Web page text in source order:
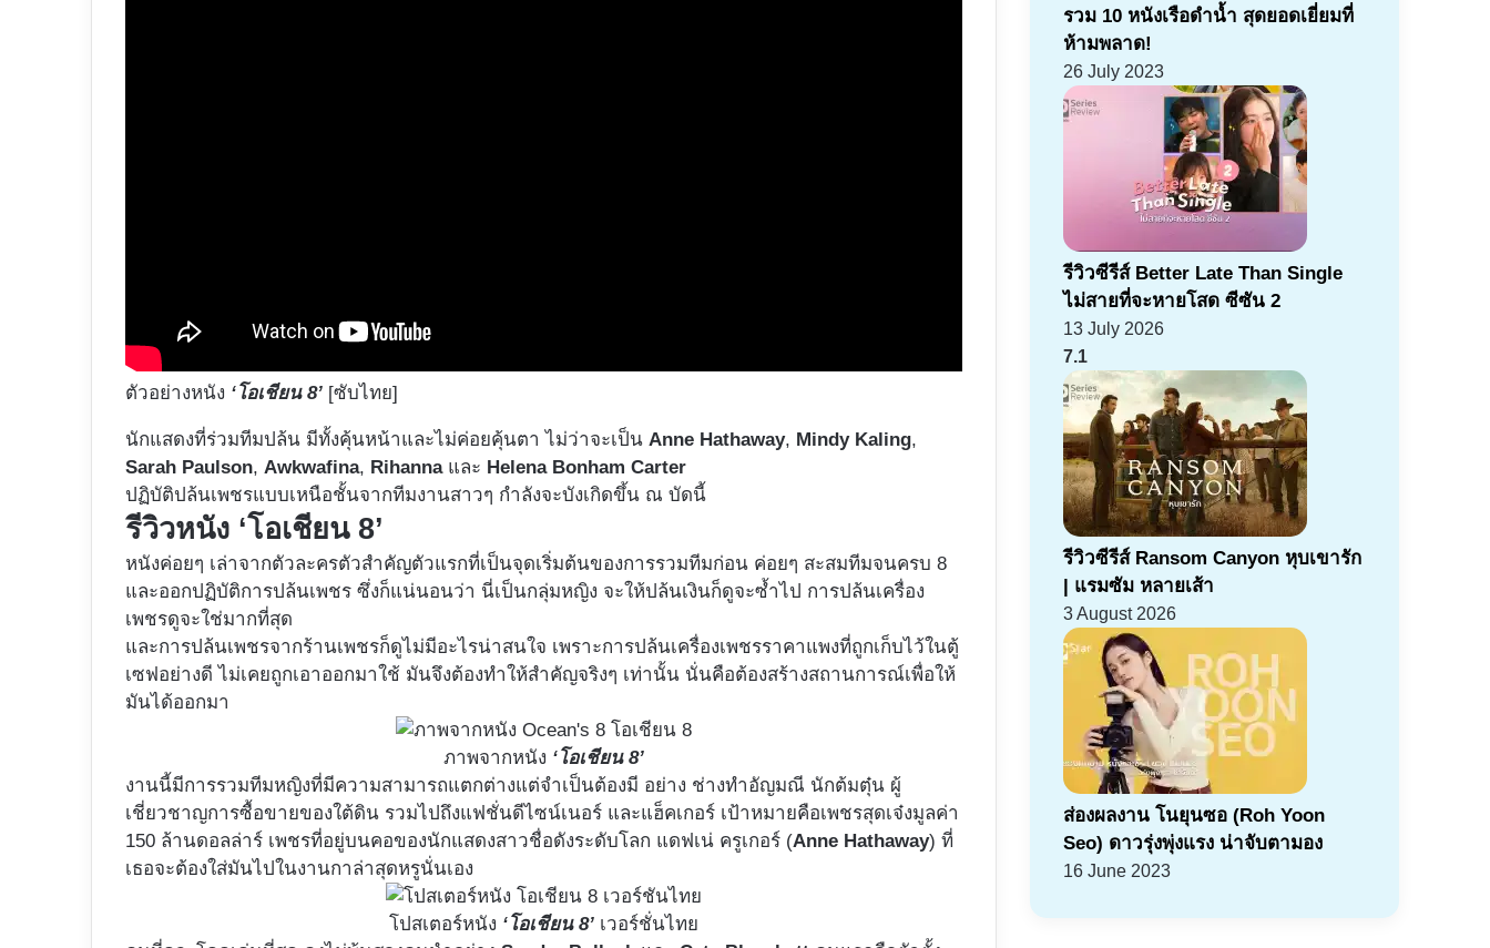
ตัวอย่างหนัง ‘โอเชียน 8’ [ซับไทย]
นักแสดงที่ร่วมทีมปล้น มีทั้งคุ้นหน้าและไม่ค่อยคุ้นตา ไม่ว่าจะเป็นAnne Hathaway, Mindy Kaling,
Sarah Paulson,Awkwafina, Rihannaและ Helena Bonham Carter
ปฏิบัติปล้นเพชรแบบเหนือชั้นจากทีมงานสาวๆ กำลังจะบังเกิดขึ้น ณ​ บัดนี้
รีวิวหนัง ‘โอเชียน 8’
หนังค่อยๆ เล่าจากตัวละครตัวสำคัญตัวแรกที่เป็นจุดเริ่มต้นของการรวมทีมก่อน ค่อยๆ สะสมทีมจนครบ 8
และออกปฏิบัติการปล้นเพชร ซึ่งก็แน่นอนว่า นี่เป็นกลุ่มหญิง จะให้ปล้นเงินก็ดูจะซ้ำไป การปล้นเครื่อง
เพชรดูจะใช่มากที่สุด
และการปล้นเพชรจากร้านเพชรก็ดูไม่มีอะไรน่าสนใจ เพราะการปล้นเครื่องเพชรราคาแพงที่ถูกเก็บไว้ในตู้
เซฟอย่างดี ไม่เคยถูกเอาออกมาใช้ มันจึงต้องทำให้สำคัญจริงๆ เท่านั้น นั่นคือต้องสร้างสถานการณ์เพื่อให้
มันได้ออกมา
ภาพจากหนัง ‘โอเชียน 8’
งานนี้มีการรวมทีมหญิงที่มีความสามารถแตกต่างแต่จำเป็นต้องมี อย่าง ช่างทำอัญมณี นักต้มตุ๋น ผู้
เชี่ยวชาญการซื้อขายของใต้ดิน รวมไปถึงแฟชั่นดีไซน์เนอร์ และแฮ็คเกอร์ เป้าหมายคือเพชรสุดเจ๋งมูลค่า
150 ล้านดอลล่าร์ เพชรที่อยู่บนคอของนักแสดงสาวชื่อดังระดับโลก แดฟเน่ ครูเกอร์ (Anne Hathaway) ที่
เธอจะต้องใส่มันไปในงานกาล่าสุดหรูนั่นเอง
โปสเตอร์หนัง ‘โอเชียน 8’ เวอร์ชั่นไทย
รวม 10 หนังเรือดำน้ำ สุดยอดเยี่ยมที่
ห้ามพลาด!
26 July 2023
รีวิวซีรีส์ Better Late Than Single
ไม่สายที่จะหายโสด ซีซัน 2
13 July 2026
7.1
รีวิวซีรีส์ Ransom Canyon หุบเขารัก
| แรมซัม หลายเส้า
3 August 2026
ส่องผลงาน โนยุนซอ (Roh Yoon
Seo) ดาวรุ่งพุ่งแรง น่าจับตามอง
16 June 2023